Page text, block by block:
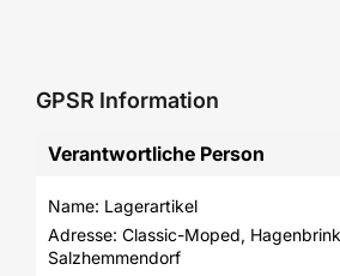
GPSR Information
Verantwortliche Person
Name: Lagerartikel
Adresse: Classic-Moped,
Salzhemmendorf